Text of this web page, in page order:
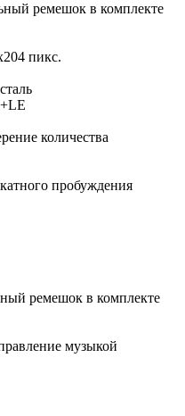
ремешок в комплекте
пикс.
количества
пробуждения
ремешок в комплекте
музыкой